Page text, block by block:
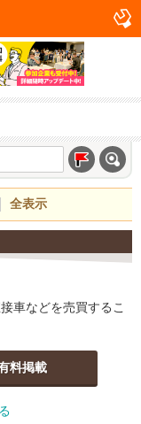
全表示
車などを売買するこ
料掲載